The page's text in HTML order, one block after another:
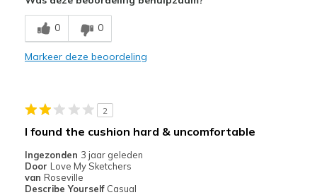
Breathe Well
Comfortable
Travel
0 0
Markeer deze beoordeling
2
I found the cushion hard & uncomfortable
Ingezonden 3 jaar geleden
Door Love My Sketchers
van Roseville
Describe Yourself Casual